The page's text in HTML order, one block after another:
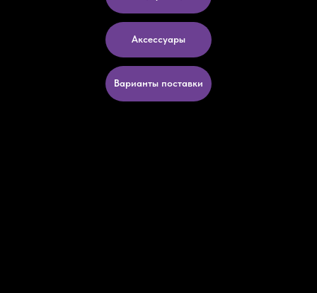
Аксессуары
Варианты поставки